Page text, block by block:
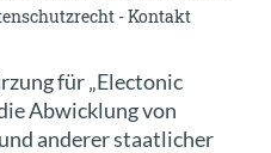
-Kontakt
für „Electonic
Abwicklung von
anderer staatlicher